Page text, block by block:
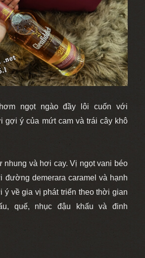
ngọt ngào đầy lôi cuốn với
gợi ý của mứt cam và trái cây khô
nhung và hơi cay. Vị ngọt vani béo
đường demerara caramel và hạnh
ý về gia vị phát triển theo thời gian
quế, nhục đậu khấu và đinh